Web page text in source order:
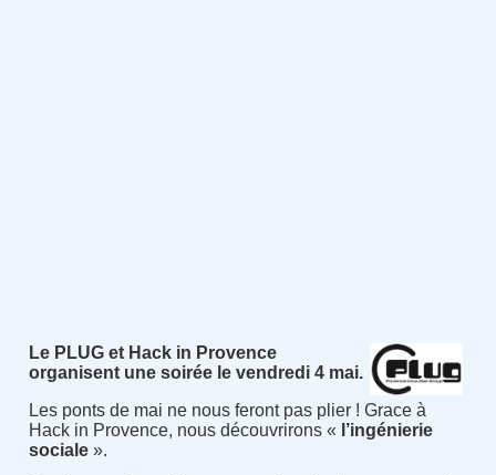
Le PLUG et Hack in Provence
organisent une soirée le vendredi 4 mai.
Les ponts de mai ne nous feront pas plier ! Grace à
Hack in Provence, nous découvrirons « l’ingénierie
sociale».